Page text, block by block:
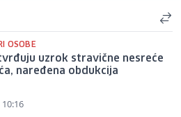
OSOBE
uzrok stravične nesreće
naređena obdukcija